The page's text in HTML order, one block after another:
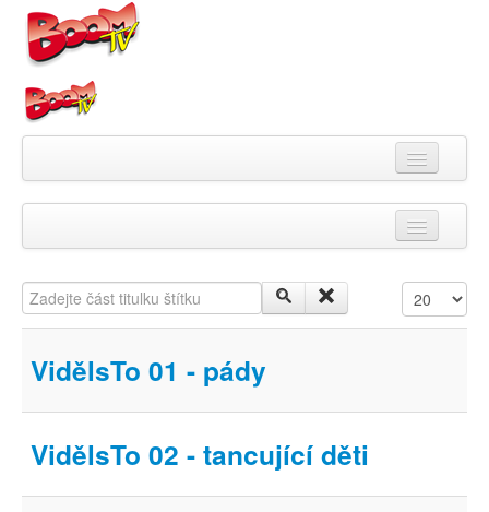
Kategorie
Zadejte část titulku štítku Počet
VidělsTo 01 - pády
VidělsTo 02 - tancující děti